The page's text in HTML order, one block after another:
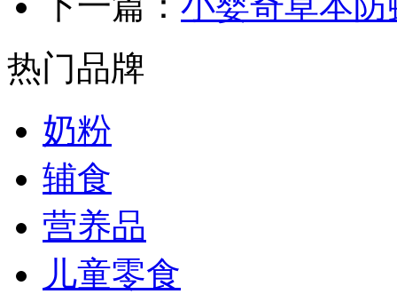
热门品牌
奶粉
辅食
营养品
儿童零食